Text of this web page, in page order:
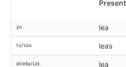
yo lea
tú/vos leas
él/ella/Ud. lea